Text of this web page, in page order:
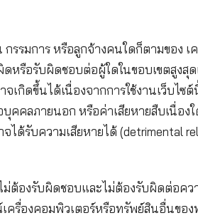
เนื่องกับเว็บไซต์นี้ หรือเกี่ยวกั
การรับรองหรือการรับประกัน
จุบัน เคดับบลิวไอ ประกันชีวิต
างๆ จะได้รับการแก้ไข หรือเ
พนักงาน กรรมการ หรือลูกจ้า